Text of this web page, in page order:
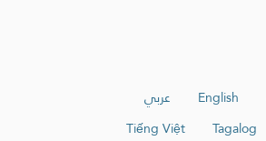
عربي English
Tiếng Việt
Tagalog